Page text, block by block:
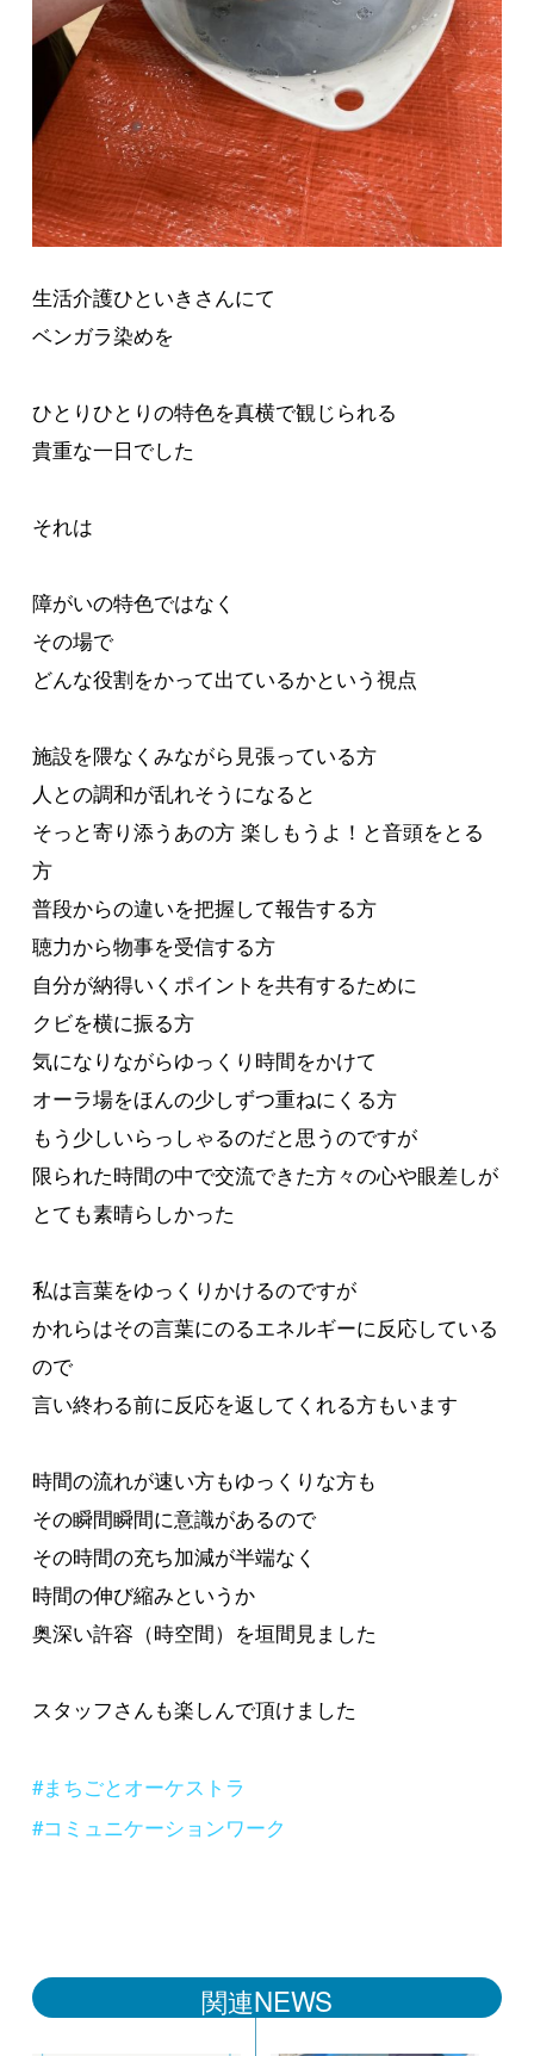
生活介護ひといきさんにて
ベンガラ染めを
ひとりひとりの特色を真横で観じられる
貴重な一日でした
それは
障がいの特色ではなく
その場で
どんな役割をかって出ているかという視点
施設を隈なくみながら見張っている方
人との調和が乱れそうになると
そっと寄り添うあの方 楽しもうよ！と音頭をとる
方
普段からの違いを把握して報告する方
聴力から物事を受信する方
自分が納得いくポイントを共有するために
クビを横に振る方
気になりながらゆっくり時間をかけて
オーラ場をほんの少しずつ重ねにくる方
もう少しいらっしゃるのだと思うのですが
限られた時間の中で交流できた方々の心や眼差しが
とても素晴らしかった
私は言葉をゆっくりかけるのですが
かれらはその言葉にのるエネルギーに反応している
ので
言い終わる前に反応を返してくれる方もいます
時間の流れが速い方もゆっくりな方も
その瞬間瞬間に意識があるので
その時間の充ち加減が半端なく
時間の伸び縮みというか
奥深い許容（時空間）を垣間見ました
スタッフさんも楽しんで頂けました
#まちごとオーケストラ
#コミュニケーションワーク
関連NEWS